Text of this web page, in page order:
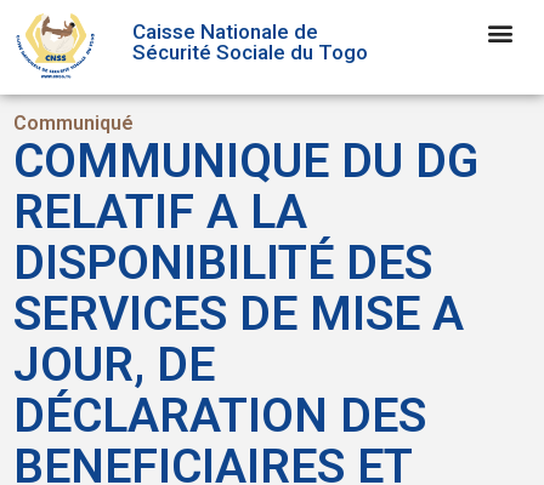
Caisse Nationale de
Sécurité Sociale du Togo
Communiqué
COMMUNIQUE DU DG
RELATIF A LA
DISPONIBILITÉ DES
SERVICES DE MISE A
JOUR, DE
DÉCLARATION DES
BENEFICIAIRES ET